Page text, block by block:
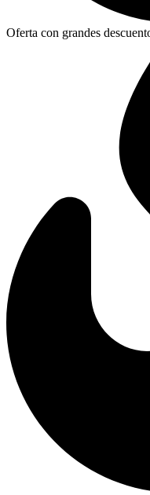
Oferta con grandes